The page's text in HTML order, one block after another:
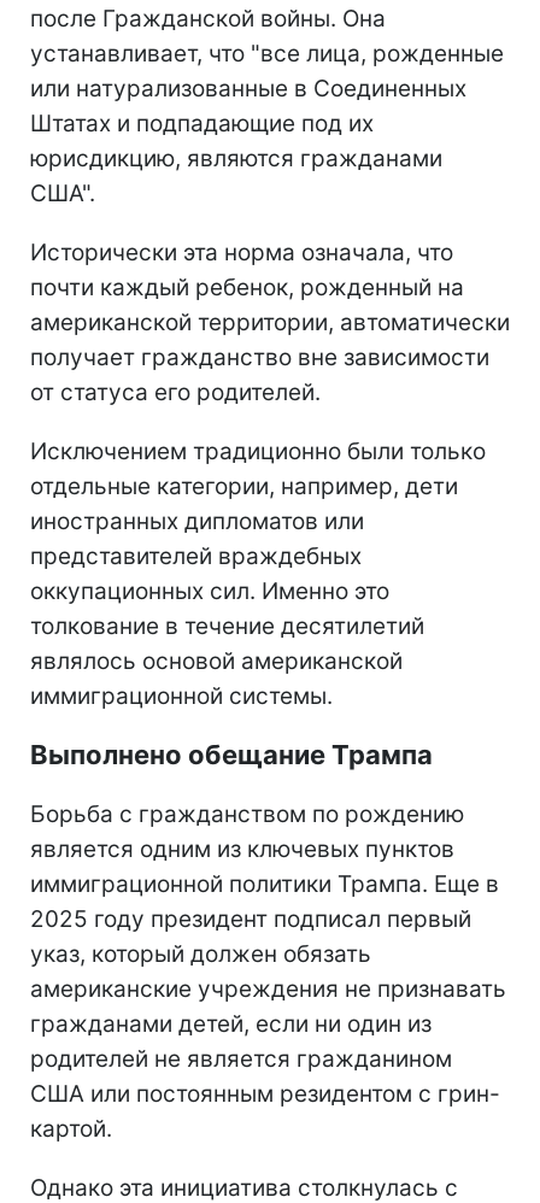
после Гражданской войны. Она
устанавливает, что "все лица, рожденные
или натурализованные в Соединенных
Штатах и подпадающие под их
юрисдикцию, являются гражданами
США".
Исторически эта норма означала, что
почти каждый ребенок, рожденный на
американской территории, автоматически
получает гражданство вне зависимости
от статуса его родителей.
Исключением традиционно были только
отдельные категории, например, дети
иностранных дипломатов или
представителей враждебных
оккупационных сил. Именно это
толкование в течение десятилетий
являлось основой американской
иммиграционной системы.
Выполнено обещание Трампа
Борьба с гражданством по рождению
является одним из ключевых пунктов
иммиграционной политики Трампа. Еще в
2025 году президент подписал первый
указ, который должен обязать
американские учреждения не признавать
гражданами детей, если ни один из
родителей не является гражданином
США или постоянным резидентом с грин-
картой.
Однако эта инициатива столкнулась с